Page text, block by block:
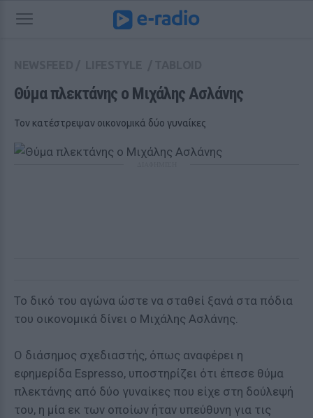
Θύμα πλεκτάνης ο Μιχάλης Ασλάνης
Τον κατέστρεψαν οικονομικά δύο γυναίκες
Το δικό του αγώνα ώστε να σταθεί ξανά στα πόδια
του οικονομικά δίνει ο Μιχάλης Ασλάνης.
Ο διάσημος σχεδιαστής, όπως αναφέρει η
εφημερίδα Espresso, υποστηρίζει ότι έπεσε θύμα
πλεκτάνης από δύο γυναίκες που είχε στη δούλεψή
του, η μία εκ των οποίων ήταν υπεύθυνη για τις